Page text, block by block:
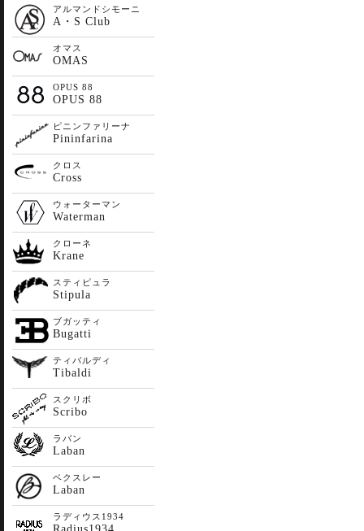
アルマンドシモーニ
A・S Club
オマス
OMAS
OPUS 88
OPUS 88
ピニンファリーナ
Pininfarina
クロス
Cross
ウォーターマン
Waterman
クローネ
Krane
スティピュラ
Stipula
ブガッティ
Bugatti
ティバルディ
Tibaldi
スクリボ
Scribo
ラバン
Laban
ベクスレー
Laban
ラディウス1934